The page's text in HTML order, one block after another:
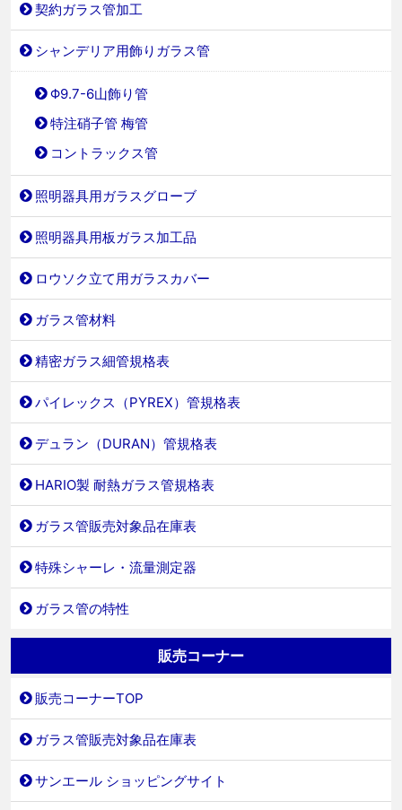
契約ガラス管加工
シャンデリア用飾りガラス管
Φ9.7-6山飾り管
特注硝子管 梅管
コントラックス管
照明器具用ガラスグローブ
照明器具用板ガラス加工品
ロウソク立て用ガラスカバー
ガラス管材料
精密ガラス細管規格表
パイレックス（PYREX）管規格表
デュラン（DURAN）管規格表
HARIO製 耐熱ガラス管規格表
ガラス管販売対象品在庫表
特殊シャーレ・流量測定器
ガラス管の特性
販売コーナー
販売コーナーTOP
ガラス管販売対象品在庫表
サンエール ショッピングサイト